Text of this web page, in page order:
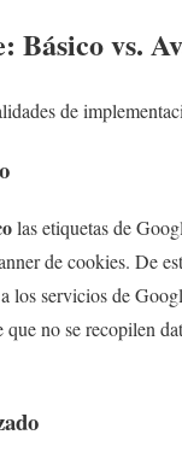
Básico vs.
de
las etiquetas de
de cookies. De
los servicios de
no se recopilen